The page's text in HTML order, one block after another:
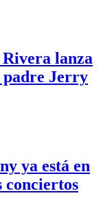
Rivera lanza
padre Jerry
ya está en
conciertos